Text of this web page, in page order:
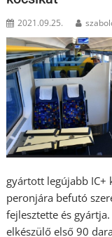
2021.09.25.
gyártott legújabb IC+
peronjára befutó
fejlesztette és
elkészülő első 90